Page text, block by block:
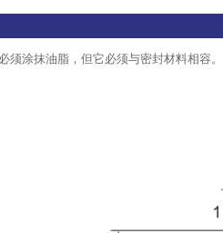
须涂抹油脂，但它必须与密封材料相容